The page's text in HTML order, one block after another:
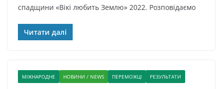
спадщини «Вікі любить Землю» 2022. Розповідаємо
Читати далі
МІЖНАРОДНЕ НОВИНИ / NEWS ПЕРЕМОЖЦІ РЕЗУЛЬТАТИ